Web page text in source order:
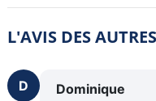
L'AVIS DES
D
Dominique